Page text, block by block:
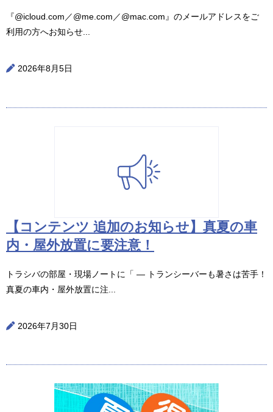
『@icloud.com／@me.com／@mac.com』のメールアドレスをご
利用の方へお知らせ...
2026年8月5日
【コンテンツ 追加のお知らせ】真夏の車
内・屋外放置に要注意！
トラシバの部屋・現場ノートに「 ― トランシーバーも暑さは苦手！
真夏の車内・屋外放置に注...
2026年7月30日